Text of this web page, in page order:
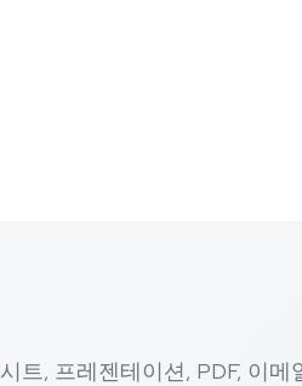
트, 프레젠테이션, PDF, 이